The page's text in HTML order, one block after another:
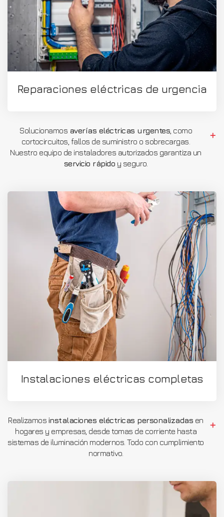
Reparaciones eléctricas de urgencia
Solucionamos averías eléctricas urgentes , como
cortocircuitos, fallos de suministro o sobrecargas.
Nuestro equipo de instaladores autorizados garantiza un
servicio rápido y seguro.
Instalaciones eléctricas completas
Realizamos instalaciones eléctricas personalizadas en
hogares y empresas, desde tomas de corriente hasta
sistemas de iluminación modernos. Todo con cumplimiento
normativo.